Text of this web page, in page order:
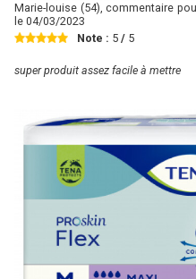
Marie-louise (54), commentaire
le 04/03/2023
Note : 5 / 5
super produit assez facile à mettre